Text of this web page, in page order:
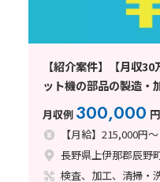
【紹介案件】【月収
ット機の部品の製造・
月収例 300,000 円
【月給】215,000円～
長野県上伊那郡辰野
検査、加工、清掃・